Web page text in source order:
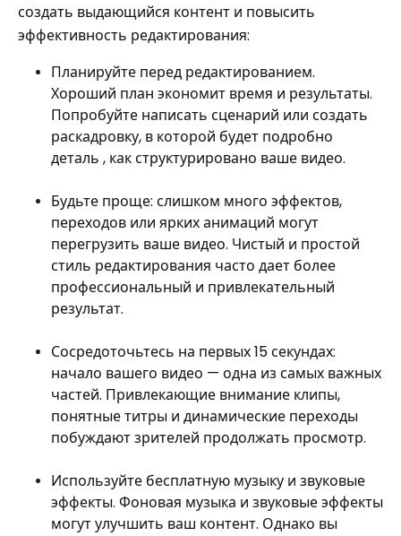
создать выдающийся контент и повысить
эффективность редактирования:
Планируйте перед редактированием.
Хороший план экономит время и результаты.
Попробуйте написать сценарий или создать
раскадровку, в которой будет подробно
деталь , как структурировано ваше видео.
Будьте проще: слишком много эффектов,
переходов или ярких анимаций могут
перегрузить ваше видео. Чистый и простой
стиль редактирования часто дает более
профессиональный и привлекательный
результат.
Сосредоточьтесь на первых 15 секундах:
начало вашего видео — одна из самых важных
частей. Привлекающие внимание клипы,
понятные титры и динамические переходы
побуждают зрителей продолжать просмотр.
Используйте бесплатную музыку и звуковые
эффекты. Фоновая музыка и звуковые эффекты
могут улучшить ваш контент. Однако вы